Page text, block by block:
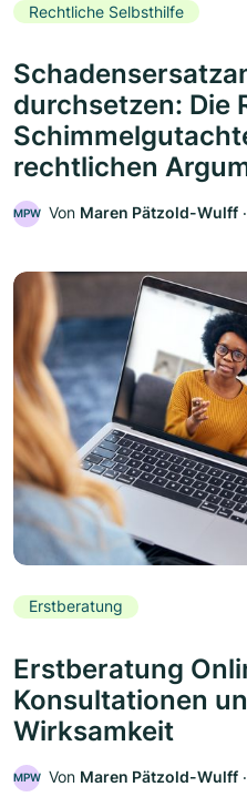
Rechtliche Selbsthilfe
durchsetzen: Die
rechtlichen
MPW Von Maren Pätzold-Wulff ‧
Erstberatung
Erstberatung
Konsultationen
Wirksamkeit
MPW Von Maren Pätzold-Wulff ‧